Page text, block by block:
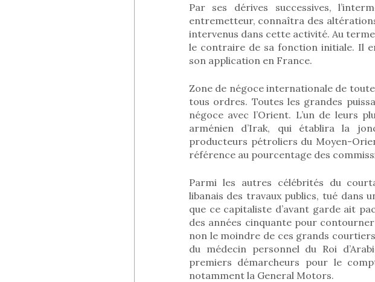
Par ses dérives successives,
entremetteur, connaîtra des
intervenus dans cette activité. Au
le contraire de sa fonction initiale. Il
son application en France.
Zone de négoce internationale de
tous ordres. Toutes les grandes
négoce avec l’Orient. L’un de leurs
arménien d’Irak, qui établira la
producteurs pétroliers du Moyen-
référence au pourcentage des
Parmi les autres célébrités du
libanais des travaux publics, tué dans
que ce capitaliste d’avant garde ait
des années cinquante pour
non le moindre de ces grands
du médecin personnel du Roi
premiers démarcheurs pour le
notamment la General Motors.